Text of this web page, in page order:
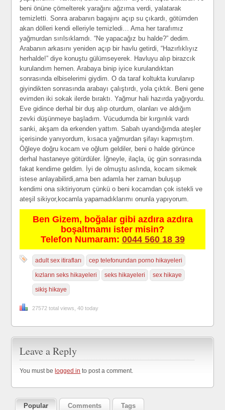
Ben Gizem, boğalar gibi azdıra azdıra
boşaltmamı ister misin?
Telefon Numaram: 0044 560 18 39
adult sex itirafları cep telefonundan porno hikayeleri
kızların seks hikayeleri seks hikayeleri sex hikaye
sikiş hikaye
27572 total views, 40 today
Leave a Reply
You must be logged in to post a comment.
Popular Comments Tags